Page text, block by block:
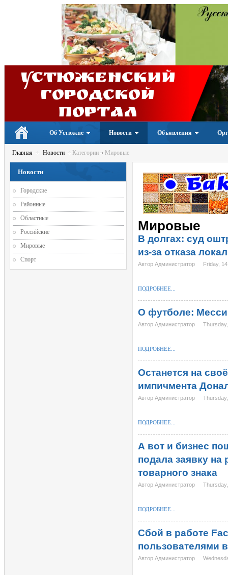
Устюженский
Городской
портал
Об Устюжне Новости Объявления
Главная Новости Категории Мировые
Мировые
В долгах: суд
из-за отказа
Автор Администратор Friday,
ПОДРОБНЕЕ...
О футболе: Месси
Автор Администратор
ПОДРОБНЕЕ...
Останется на
импичмента
Автор Администратор
ПОДРОБНЕЕ...
А вот и бизнес
подала заявку на
товарного знака
Автор Администратор
ПОДРОБНЕЕ...
Сбой в работе
пользователями
Автор Администратор
Новости
Городские
Районные
Областные
Российские
Мировые
Спорт